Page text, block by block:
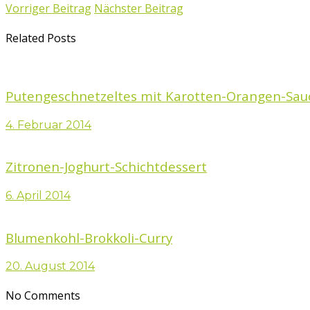
Vorriger Beitrag Nächster Beitrag
Related Posts
Putengeschnetzeltes mit Karotten-Orangen-
4. Februar 2014
Zitronen-Joghurt-Schichtdessert
6. April 2014
Blumenkohl-Brokkoli-Curry
20. August 2014
No Comments